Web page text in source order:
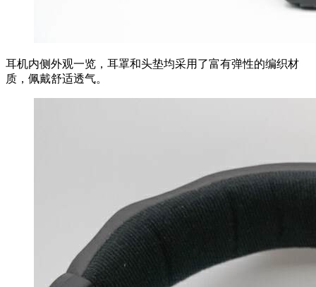
耳机内侧外观一览，耳罩和头垫均采用了富有弹性的编织材
质，佩戴舒适透气。